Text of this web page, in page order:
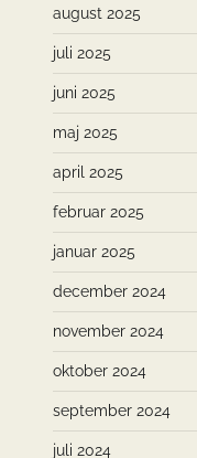
august 2025
juli 2025
juni 2025
maj 2025
april 2025
februar 2025
januar 2025
december 2024
november 2024
oktober 2024
september 2024
juli 2024